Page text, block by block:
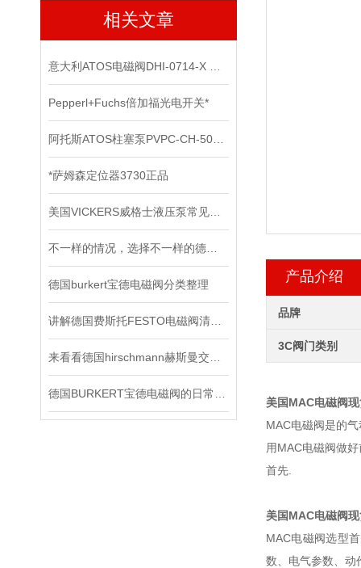
相关文章
Pepperl+Fuchs倍加福光电开关*
*萨姆森定位器3730正品
德国burkert宝德电磁阀分类整理 产品介绍
品牌
3C阀门类别
美国MAC电磁阀
MAC电磁阀是的
用MAC电磁阀做
首先.
美国MAC电磁阀
MAC电磁阀选型
数、电气参数、动